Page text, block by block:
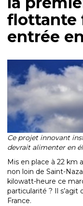
flottante
entrée
Ce projet innovant
devrait alimenter en
Mis en place à 22 km
non loin de Saint-
kilowatt-heure ce
particularité ? Il
France.